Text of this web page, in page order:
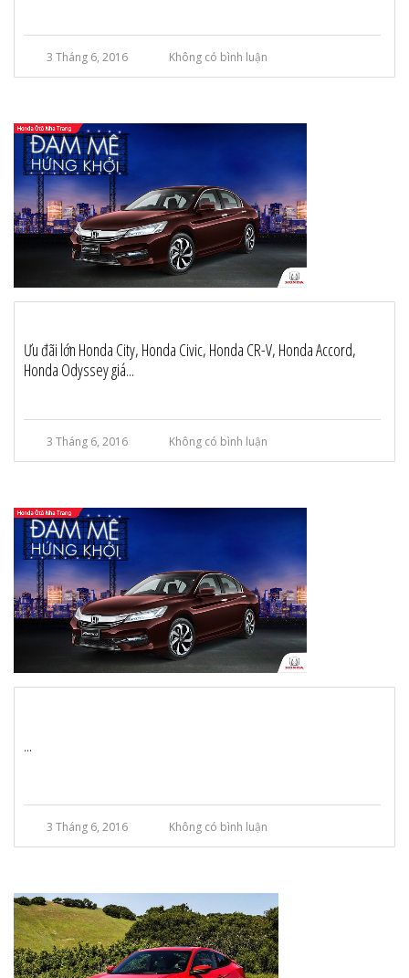
3 Tháng 6, 2016 Không có bình luận
Ưu đãi lớn Honda City, Honda Civic, Honda CR-V, Honda Accord,
Honda Odyssey giá...
3 Tháng 6, 2016 Không có bình luận
...
3 Tháng 6, 2016 Không có bình luận